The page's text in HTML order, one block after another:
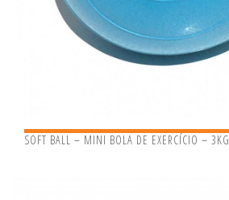
SOFT BALL – MINI BOLA DE EXERCÍCIO – 3KG